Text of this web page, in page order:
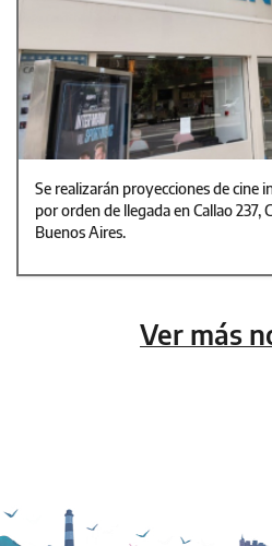
Se realizarán proyecciones de cine
por orden de llegada en Callao 237,
Buenos Aires.
Ver más